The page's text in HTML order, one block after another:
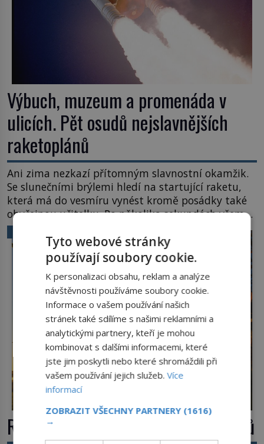
Výbuch, muzeum a promenáda v
ulicích. Pět osudů nejslavnějších
raketoplánů
Ani zima nezkazí přítomným slavnostní okamžik.
Se slunečními brýlemi hledí na startující raketu,
která má do vesmíru vynést kromě posádky také
obyčejnou učitelku. Po několika sekundách všem
ztuhnou úsměvy, stroj totiž exploduje. Jejich
konstrukce není z levného kraje, daňové
poplatníky stojí miliardy dolarů. Na druhou stranu
zvládnou jen představitelné věci. Na malé kousky
Název: Columbia První […]
Rákos: Nenápadný poklad z mokřadů
Tyto webové stránky
používají soubory cookie.
K personalizaci obsahu, reklam a analýze
návštěvnosti používáme soubory cookie.
Informace o vašem používání našich
stránek také sdílíme s našimi reklamními a
analytickými partnery, kteří je mohou
kombinovat s dalšími informacemi, které
jste jim poskytli nebo které shromáždili při
vašem používání jejich služeb.Více
informací
ZOBRAZIT VŠECHNY PARTNERY (1616)
→